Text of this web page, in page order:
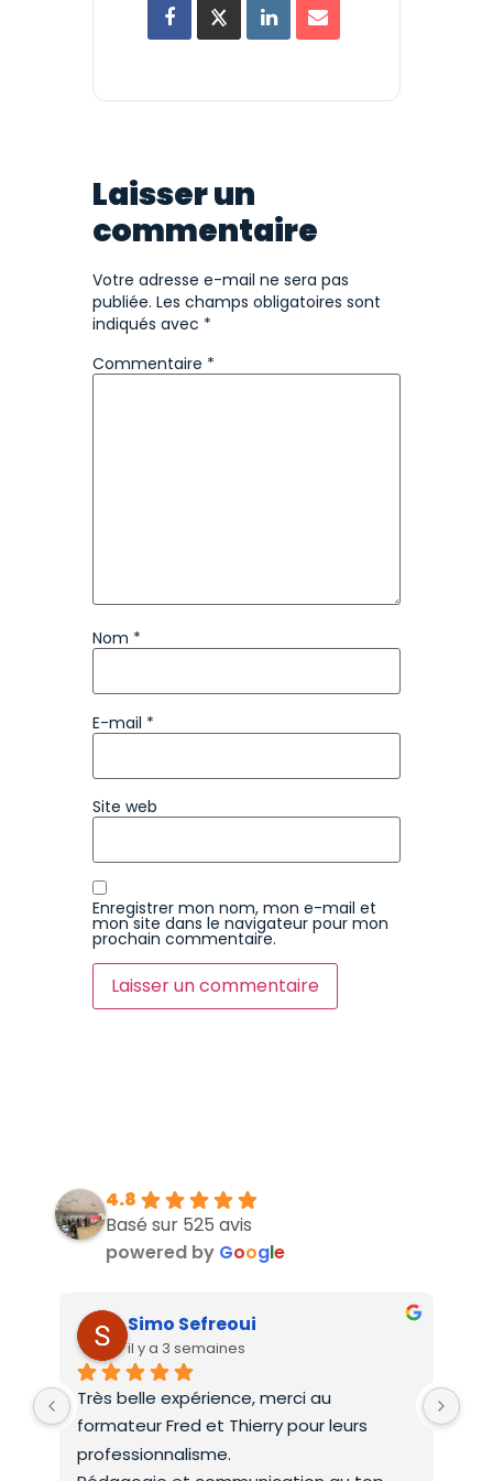
Laisser un
commentaire
Votre adresse e-mail ne sera pas
publiée. Les champs obligatoires sont
indiqués avec *
Commentaire *
Nom *
E-mail *
Site web
Enregistrer mon nom, mon e-mail et
mon site dans le navigateur pour mon
prochain commentaire.
4.8
Basé sur 525 avis
powered by Google
Simo Sefreoui
il y a 3 semaines
Très belle expérience, merci au
formateur Fred et Thierry pour leurs
professionnalisme.